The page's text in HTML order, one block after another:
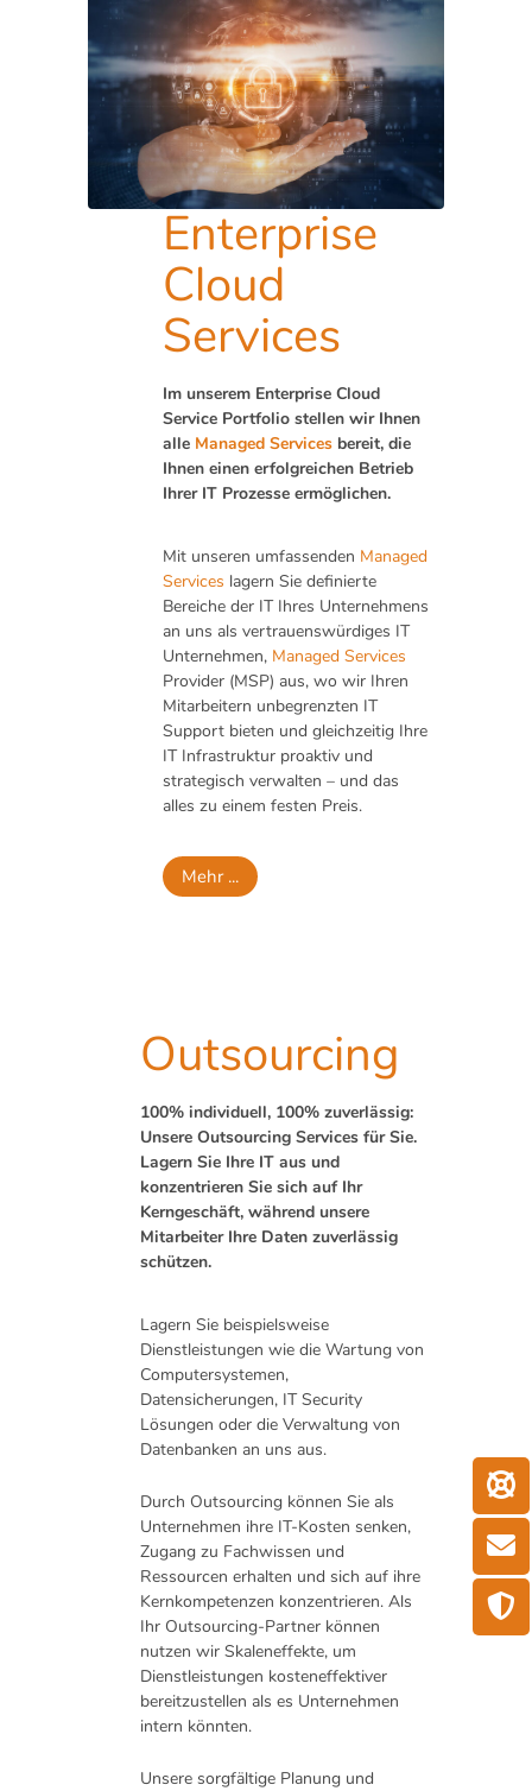
Enterprise
Cloud
Services
Im unserem Enterprise Cloud
Service Portfolio stellen wir Ihnen
alle Managed Services bereit, die
Ihnen einen erfolgreichen Betrieb
Ihrer IT Prozesse ermöglichen.
Mit unseren umfassenden Managed
Services lagern Sie definierte
Bereiche der IT Ihres Unternehmens
an uns als vertrauenswürdiges IT
Unternehmen, Managed Services
Provider (MSP) aus, wo wir Ihren
Mitarbeitern unbegrenzten IT
Support bieten und gleichzeitig Ihre
IT Infrastruktur proaktiv und
strategisch verwalten – und das
alles zu einem festen Preis.
Mehr ...
Outsourcing
100% individuell, 100% zuverlässig:
Unsere Outsourcing Services für Sie.
Lagern Sie Ihre IT aus und
konzentrieren Sie sich auf Ihr
Kerngeschäft, während unsere
Mitarbeiter Ihre Daten zuverlässig
schützen.
Lagern Sie beispielsweise
Dienstleistungen wie die Wartung von
Computersystemen,
Datensicherungen, IT Security
Lösungen oder die Verwaltung von
Datenbanken an uns aus.
Durch Outsourcing können Sie als
Unternehmen ihre IT-Kosten senken,
Zugang zu Fachwissen und
Ressourcen erhalten und sich auf ihre
Kernkompetenzen konzentrieren. Als
Ihr Outsourcing-Partner können
nutzen wir Skaleneffekte, um
Dienstleistungen kosteneffektiver
bereitzustellen als es Unternehmen
intern könnten.
Unsere sorgfältige Planung und